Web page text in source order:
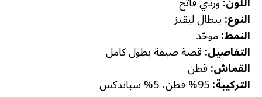
النوع:بنطال ليقنز
النمط:موحّد
التفاصيل:قصة ضيقة بطول كامل
القماش:قطن
التركيبة: